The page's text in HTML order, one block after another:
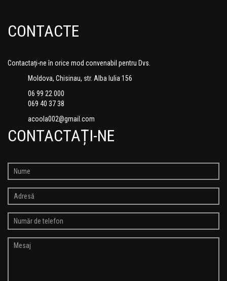
CONTACTE
Contactați-ne în orice mod convenabil pentru Dvs.
Moldova, Chisinau, str. Alba Iulia 156
06 99 22 000
069 40 37 38
acoola002@gmail.com
CONTACTAȚI-NE